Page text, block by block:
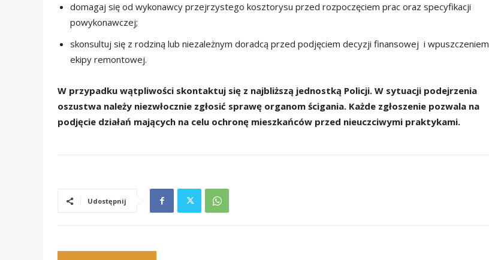
domagaj się od wykonawcy przejrzystego kosztorysu przed rozpoczęciem prac oraz specyfikacji
powykonawczej;
skonsultuj się z rodziną lub niezależnym doradcą przed podjęciem decyzji finansowej i wpuszczeniem
ekipy remontowej.
W przypadku wątpliwości skontaktuj się z najbliższą jednostką Policji. W sytuacji podejrzenia
oszustwa należy niezwłocznie zgłosić sprawę organom ścigania. Każde zgłoszenie pozwala na
podjęcie działań mających na celu ochronę mieszkańców przed nieuczciwymi praktykami.
Udostępnij